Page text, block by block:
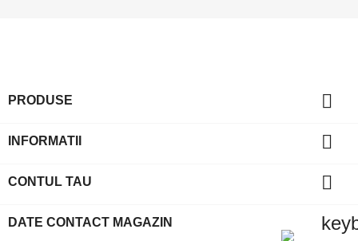
PRODUSE 
INFORMATII 
CONTUL TAU 
DATE CONTACT MAGAZIN